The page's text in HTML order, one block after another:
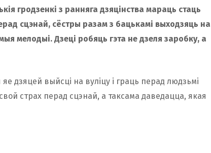
гродзенкі з ранняга дзяцінства мараць стаць
сцэнай, сёстры разам з бацькамі выходзяць на
мелодыі. Дзеці робяць гэта не дзеля заробку, а
дзяцей выйсці на вуліцу і граць перад людзьмі
страх перад сцэнай, а таксама даведацца, якая